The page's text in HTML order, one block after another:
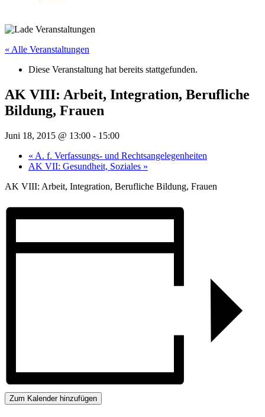
« Alle Veranstaltungen
Diese Veranstaltung hat bereits stattgefunden.
AK VIII: Arbeit, Integration, Berufliche
Bildung, Frauen
Juni 18, 2015 @ 13:00 - 15:00
« A. f. Verfassungs- und Rechtsangelegenheiten
AK VII: Gesundheit, Soziales »
AK VIII: Arbeit, Integration, Berufliche Bildung, Frauen
Zum Kalender hinzufügen